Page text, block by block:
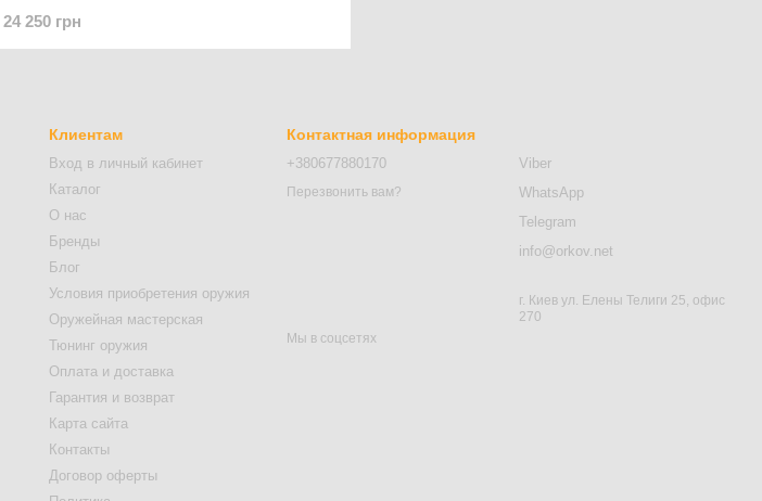
24 250 грн
Клиентам
Вход в личный кабинет
Каталог
О нас
Бренды
Блог
Условия приобретения оружия
Оружейная мастерская
Тюнинг оружия
Оплата и доставка
Гарантия и возврат
Карта сайта
Контакты
Договор оферты
Контактная информация
+380677880170
Перезвонить вам?
Viber
WhatsApp
Telegram
info@orkov.net
г. Киев ул. Елены Телиги 25, офис
270
Мы в соцсетях